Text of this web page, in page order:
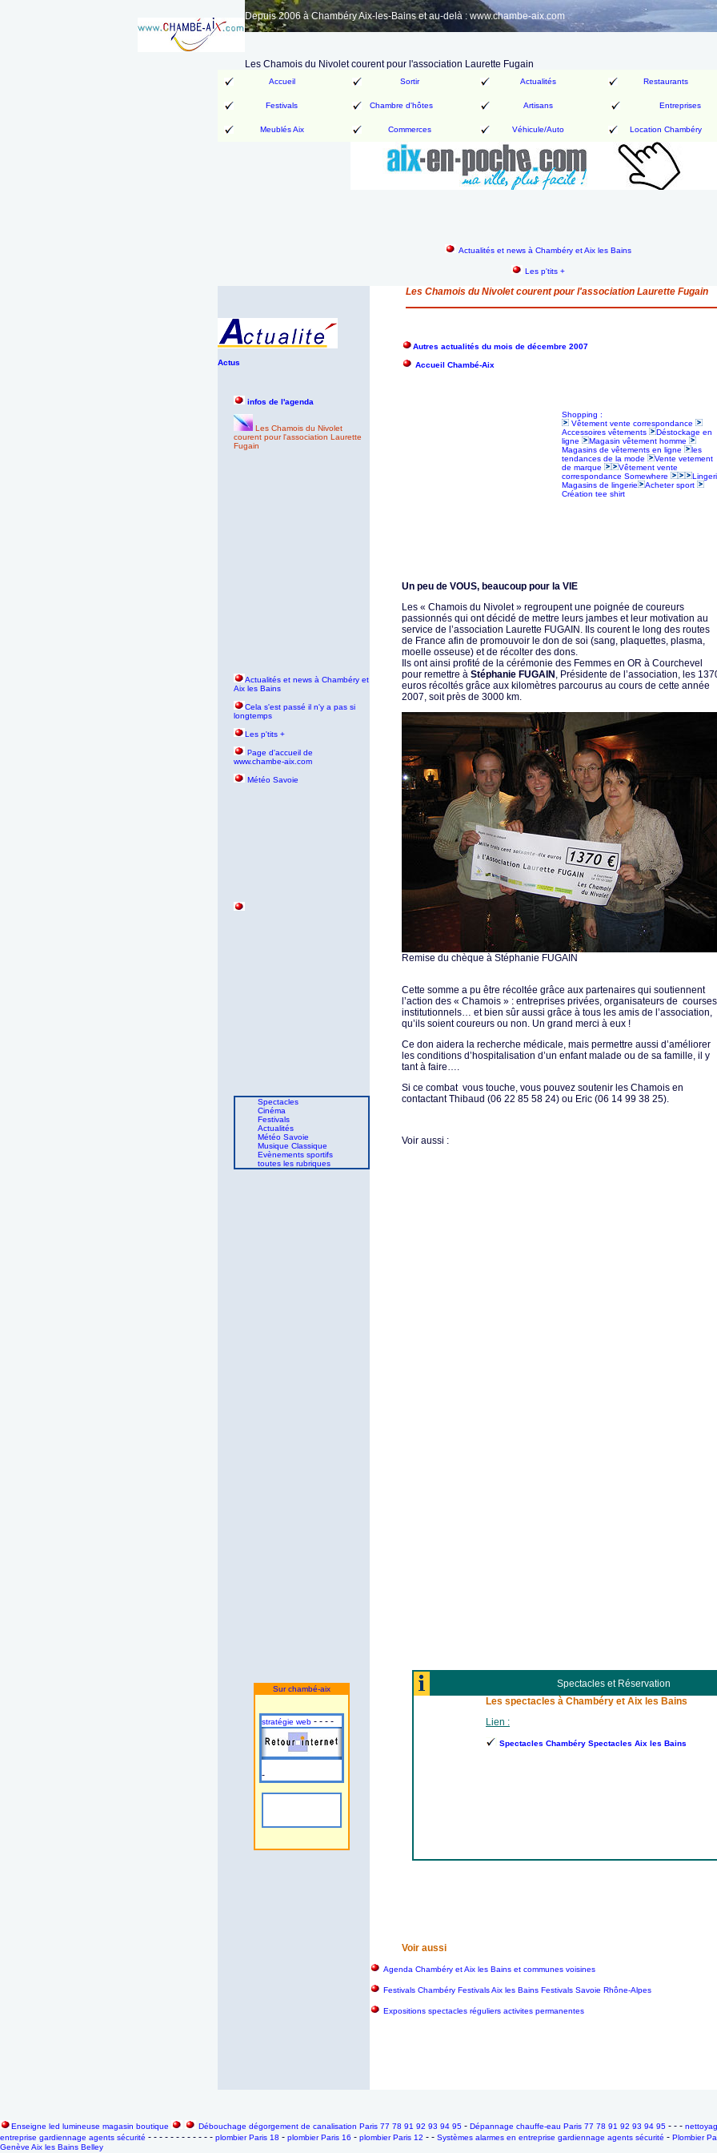
Depuis 2006 à Chambéry Aix-les-Bains et au-delà : www.chambe-aix.com
Les Chamois du Nivolet courent pour l'association Laurette Fugain
Accueil Sortir Actualités Restaurants
Festivals Chambre d'hôtes Artisans Entreprises
Meublés Aix Commerces Véhicule/Auto Location Chambéry
Actualités et news à Chambéry et Aix les Bains
Les p'tits +
Les Chamois du Nivolet courent pour l'association Laurette Fugain
Actus
Autres actualités du mois de décembre 2007
Accueil Chambé-Aix
infos de l'agenda
Les Chamois du Nivolet
courent pour l'association Laurette
Fugain
Actualités et news à Chambéry et
Aix les Bains
Cela s'est passé il n'y a pas si
longtemps
Les p'tits +
Page d'accueil de
www.chambe-aix.com
Météo Savoie
Spectacles
Cinéma
Festivals
Actualités
Météo Savoie
Musique Classique
Evènements sportifs
toutes les rubriques
Sur chambé-aix
stratégie web - - - -
-
Shopping :
Vêtement vente correspondance
Accessoires vêtements
Déstockage en
ligne
Magasin vêtement homme
Magasins de vêtements en ligne
les
tendances de la mode
Vente vetement
de marque
Vêtement vente
correspondance Somewhere
Magasins de lingerie
Acheter sport
Création tee shirt
Un peu de VOUS, beaucoup pour la VIE
Les « Chamois du Nivolet » regroupent une poignée de coureurs
passionnés qui ont décidé de mettre leurs jambes et leur motivation au
service de l’association Laurette FUGAIN. Ils courent le long des routes
de France afin de promouvoir le don de soi (sang, plaquettes, plasma,
moelle osseuse) et de récolter des dons.
Ils ont ainsi profité de la cérémonie des Femmes en OR à Courchevel
pour remettre à Stéphanie FUGAIN , Présidente de l’association, les
euros récoltés grâce aux kilomètres parcourus au cours de cette année
2007, soit près de 3000 km.
Remise du chèque à Stéphanie FUGAIN
Cette somme a pu être récoltée grâce aux partenaires qui soutiennent
l’action des « Chamois » : entreprises privées, organisateurs de
institutionnels… et bien sûr aussi grâce à tous les amis de l’association,
qu’ils soient coureurs ou non. Un grand merci à eux !
Ce don aidera la recherche médicale, mais permettre aussi d’améliorer
les conditions d’hospitalisation d’un enfant malade ou de sa famille, il y
tant à faire….
Si ce combat vous touche, vous pouvez soutenir les Chamois en
contactant Thibaud (06 22 85 58 24) ou Eric (06 14 99 38 25).
Voir aussi :
Spectacles et Réservation
Les spectacles à Chambéry et Aix les Bains
Lien :
Spectacles Chambéry Spectacles Aix les Bains
Voir aussi
Agenda Chambéry et Aix les Bains et communes voisines
Festivals Chambéry Festivals Aix les Bains Festivals Savoie Rhône-Alpes
Expositions spectacles réguliers activites permanentes
Enseigne led lumineuse magasin boutique Débouchage dégorgement de canalisation Paris 77 78 91 92 93 94 95 - Dépannage chauffe-eau Paris 77 78 91 92 93 94 95 - - -
entreprise gardiennage agents sécurité - - - - - - - - - - - - plombier Paris 18 - plombier Paris 16 - plombier Paris 12 - - Systèmes alarmes en entreprise gardiennage agents sécurité - Plombier
Genève Aix les Bains Belley